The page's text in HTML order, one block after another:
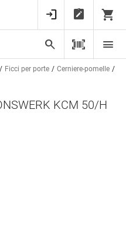
Ficci per porte Cerniere-pomelle
KCM 50/H